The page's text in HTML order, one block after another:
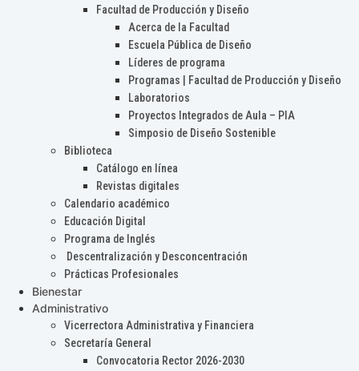
Facultad de Producción y Diseño
Acerca de la Facultad
Escuela Pública de Diseño
Líderes de programa
Programas | Facultad de Producción y Diseño
Laboratorios
Proyectos Integrados de Aula – PIA
Simposio de Diseño Sostenible
Biblioteca
Catálogo en línea
Revistas digitales
Calendario académico
Educación Digital
Programa de Inglés
Descentralización y Desconcentración
Prácticas Profesionales
Bienestar
Administrativo
Vicerrectora Administrativa y Financiera
Secretaría General
Convocatoria Rector 2026-2030